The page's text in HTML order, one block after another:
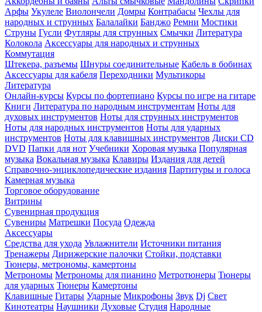
Арфы Укулеле Виолончели Домры Контрабасы Чехлы для
народных и струнных Балалайки Банджо Ремни Мостики
Струны Гусли Футляры для струнных Смычки Литература
Колокола Аксессуары для народных и струнных
Коммутация
Штекера, разъемы Шнуры соединительные Кабель в бобинах
Аксессуары для кабеля Переходники Мультикоры
Литература
Онлайн-курсы Курсы по фортепиано Курсы по игре на гитаре
Книги Литература по народным инструментам Ноты для
духовых инструментов Ноты для струнных инструментов
Ноты для народных инструментов Ноты для ударных
инструментов Ноты для клавишных инструментов Диски CD
DVD Папки для нот Учебники Хоровая музыка Популярная
музыка Вокальная музыка Клавиры Издания для детей
Справочно-энциклопедические издания Партитуры и голоса
Камерная музыка
Торговое оборудование
Витрины
Сувенирная продукция
Сувениры Матрешки Посуда Одежда
Аксессуары
Средства для ухода Увлажнители Источники питания
Тренажеры Дирижерские палочки Стойки, подставки
Тюнеры, метрономы, камертоны
Метрономы Метрономы для пианино Метротюнеры Тюнеры
для ударных Тюнеры Камертоны
Клавишные Гитары Ударные Микрофоны Звук Dj Свет
Кинотеатры Наушники Духовые Студия Народные